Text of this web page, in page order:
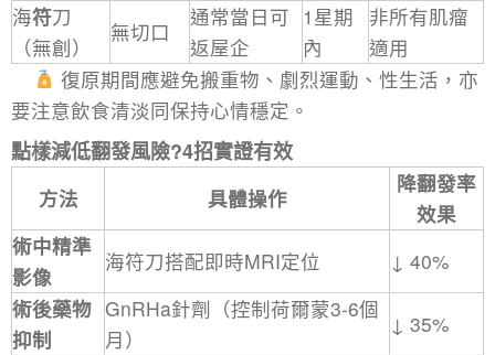
海符刀
（無創）
無切口
通常當日可
返屋企
1星期
內
非所有肌瘤
適用
復原期間應避免搬重物、劇烈運動、性生活，亦
要注意飲食清淡同保持心情穩定。
點樣減低翻發風險?4招實證有效
方法 具體操作
降翻發率
效果
術中精準
影像
海符刀搭配即時MRI定位
↓ 40%
術後藥物
抑制
GnRHa針劑（控制荷爾蒙3-6個
月）
↓ 35%